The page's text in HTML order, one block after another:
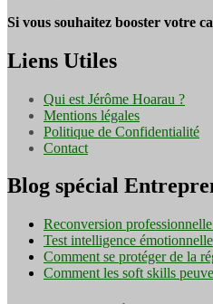
Si vous souhaitez booster votre
Liens Utiles
Qui est Jérôme Hoarau ?
Mentions légales
Politique de Confidentialité
Contact
Blog spécial
Reconversion
Test intelligence émotionnelle
Comment se protéger de la
Comment les soft skills